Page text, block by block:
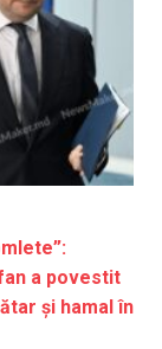
a povestit
și hamal în